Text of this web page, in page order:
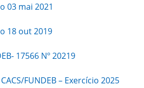
03 mai 2021
18 out 2019
17566 Nº 20219
FUNDEB – Exercício 2025